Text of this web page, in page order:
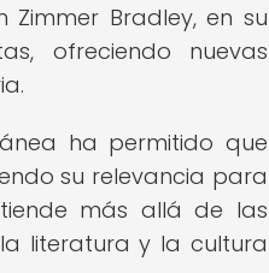
Bradley, en su
ofreciendo nuevas
ha permitido que
su relevancia para
más allá de las
literatura y la cultura